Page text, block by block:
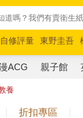
修評量 東野圭吾
綻放
奧德賽 路邊
ACG 親子館
養
折扣專區